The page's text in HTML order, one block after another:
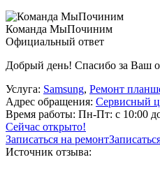
Команда МыПочиним
Официальный ответ
Добрый день! Спасибо за Ваш
Услуга: Samsung, Ремонт
Адрес обращения: Сервисный
Время работы: Пн-Пт: с 10:00
Сейчас открыто!
Записаться на ремонт
Источник отзыва: